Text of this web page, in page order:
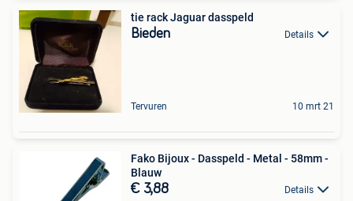
tie rack Jaguar dasspeld
Bieden Details
Tervuren 10 mrt 21
Fako Bijoux - Dasspeld - Metal - 58mm -
Blauw
€ 3,88 Details